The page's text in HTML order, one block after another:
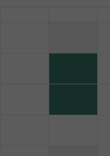
enseñando, me
Disfruto conociendo